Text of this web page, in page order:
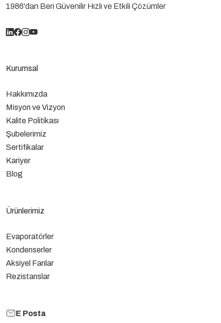
1986'dan Beri Güvenilir Hızlı ve Etkili Çözümler
Kurumsal
Hakkımızda
Misyon ve Vizyon
Kalite Politikası
Şubelerimiz
Sertifikalar
Kariyer
Blog
Ürünlerimiz
Evaporatörler
Kondenserler
Aksiyel Fanlar
Rezistanslar
E Posta